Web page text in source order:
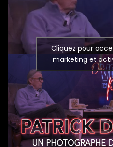
Cliquez pour
marketing et